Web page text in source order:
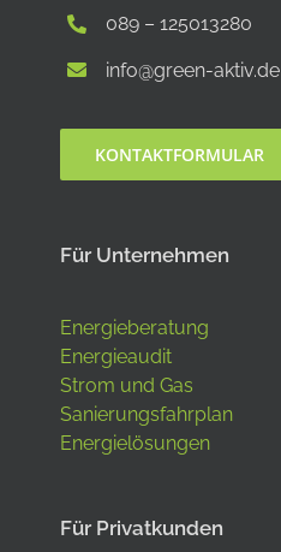
089 – 125013280
info@green-aktiv.de
KONTAKTFORMULAR
Für Unternehmen
Energieberatung
Energieaudit
Strom und Gas
Sanierungsfahrplan
Energielösungen
Für Privatkunden